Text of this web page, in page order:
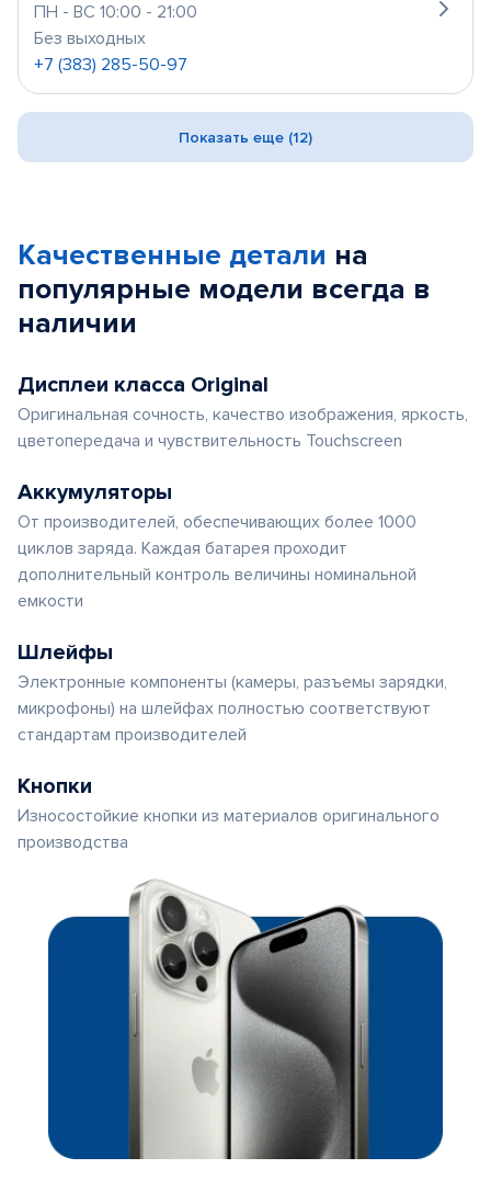
ПН - ВС 10:00 - 21:00
Без выходных
+7 (383) 285-50-97
Показать еще (12)
Качественные детали на
популярные модели всегда в
наличии
Дисплеи класса Original
Оригинальная сочность, качество изображения, яркость,
цветопередача и чувствительность Touchscreen
Аккумуляторы
От производителей, обеспечивающих более 1000
циклов заряда. Каждая батарея проходит
дополнительный контроль величины номинальной
емкости
Шлейфы
Электронные компоненты (камеры, разъемы зарядки,
микрофоны) на шлейфах полностью соответствуют
стандартам производителей
Кнопки
Износостойкие кнопки из материалов оригинального
производства